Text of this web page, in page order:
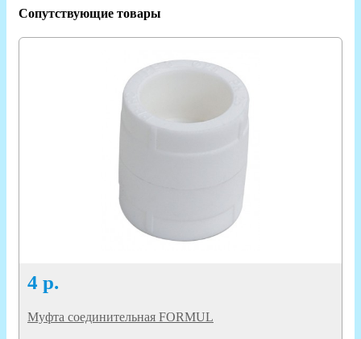
Сопутствующие товары
4 р.
Муфта соединительная FORMUL